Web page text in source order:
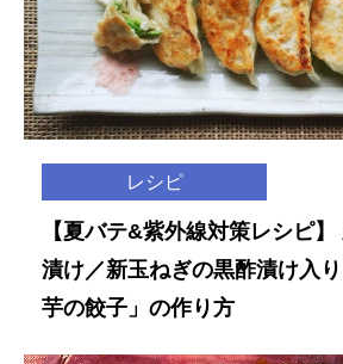
レシピ
【夏バテ&紫外線対策レシピ
漬け／新玉ねぎの黒酢漬け入
芋の餃子」の作り方